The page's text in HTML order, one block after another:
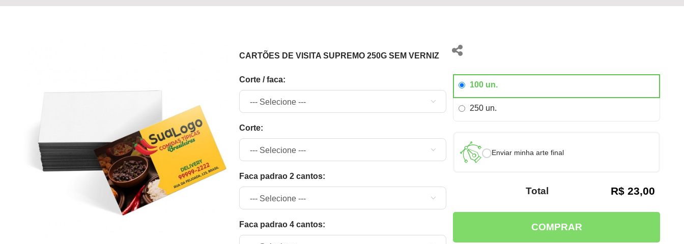
CARTÕES DE VISITA SUPREMO 250G SEM VERNIZ
corte / faca:
corte:
faca padrao 2 cantos:
faca padrao 4 cantos:
100 un.
250 un.
Enviar minha arte final
Total R$ 23,00